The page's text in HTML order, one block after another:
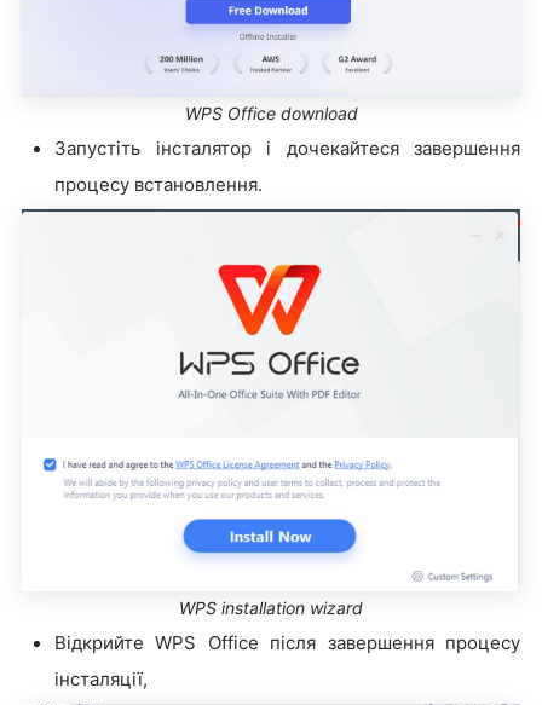
WPS Office download
Запустіть інсталятор і дочекайтеся завершення
процесу встановлення.
WPS installation wizard
Відкрийте WPS Office після завершення процесу
інсталяції,